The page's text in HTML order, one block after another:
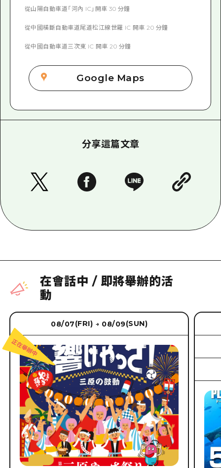
從山陽自動車道「河內 IC」開車 30 分鐘
從中國橫斷自動車道尾道松江線世羅 IC 開車 20 分鐘
從中國自動車道三次東 IC 開車 20 分鐘
Google Maps
分享這篇文章
在會話中 / 即將舉辦的活
動
08/07(FRI) → 08/09(SUN)